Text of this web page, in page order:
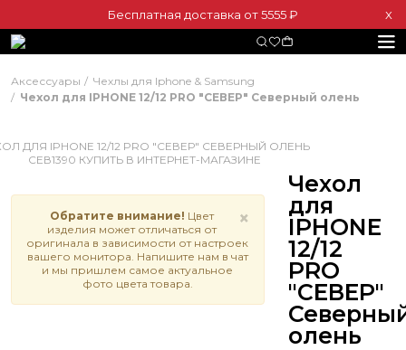
Бесплатная доставка от 5555 ₽ Х
Аксессуары
Чехлы для Iphone & Samsung
Чехол для IPHONE 12/12 PRO "СЕВЕР" Северный олень
×
Обратите внимание! Цвет
изделия может отличаться от
оригинала в зависимости от настроек
вашего монитора. Напишите нам в чат
и мы пришлем самое актуальное
фото цвета товара.
Чехол
для
IPHONE
12/12
PRO
"СЕВЕР"
олень